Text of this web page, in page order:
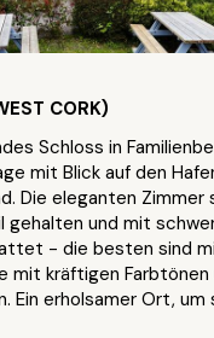
CORK)
Schloss in
mit Blick auf den
Die eleganten Zimmer
gehalten und mit
- die besten sind
mit kräftigen Farbtönen
Ein erholsamer Ort, um